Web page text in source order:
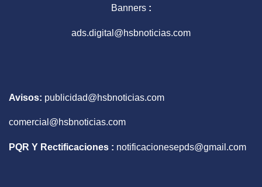
Banners :
ads.digital@hsbnoticias.com
Avisos: publicidad@hsbnoticias.com
comercial@hsbnoticias.com
PQR Y Rectificaciones : notificacionesepds@gmail.com